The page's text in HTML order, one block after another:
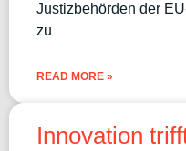
Justizbehörden der
zu
READ MORE »
Innovation